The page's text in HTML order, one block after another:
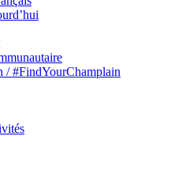
/ #FindYourChamplain